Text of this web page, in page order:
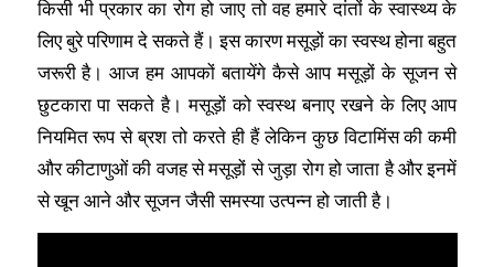
किसी भी प्रकार का रोग हो जाए तो वह हमारे दांतों के स्वास्थ्य के
लिए बुरे परिणाम दे सकते हैं। इस कारण मसूड़ों का स्वस्थ होना बहुत
जरूरी है। आज हम आपकों बतायेंगे कैसे आप मसूड़ों के सूजन से
छुटकारा पा सकते है। मसूड़ों को स्वस्थ बनाए रखने के लिए आप
नियमित रूप से ब्रश तो करते ही हैं लेकिन कुछ विटामिंस की कमी
और कीटाणुओं की वजह से मसूड़ों से जुड़ा रोग हो जाता है और इनमें
से खून आने और सूजन जैसी समस्या उत्पन्न हो जाती है।